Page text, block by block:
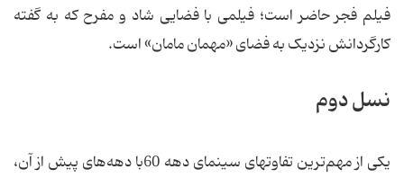
فیلم فجر حاضر است؛ فیلمی با فضایی شاد و مفرح که به گفته
کارگردانش نزدیک به فضای «مهمان مامان» است.
نسل دوم
یکی از مهم‌ترین تفاوت‏های سینمای دهه 60با دهه‌های پیش از آن،